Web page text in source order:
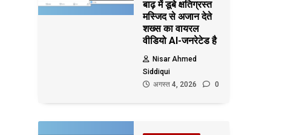
बाढ़ में डूबे क्षतिग्रस्त
मस्जिद से अजान देते
शख्स का वायरल
वीडियो AI-जनरेटेड है
Nisar Ahmed
Siddiqui
अगस्त 4, 2026
0